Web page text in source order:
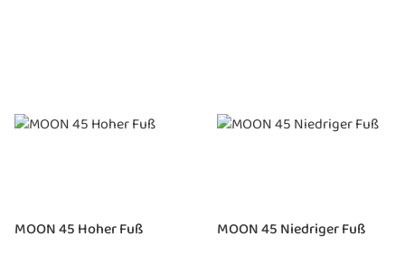
MOON 45 Hoher Fuß MOON 45 Niedriger Fuß